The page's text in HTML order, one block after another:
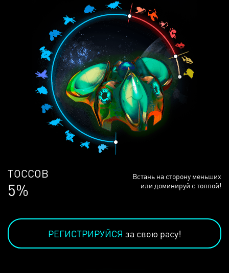
ЛЮДЕЙ
68%
Встань на сторону меньших
или доминируй с толпой!
РЕГИСТРИРУЙСЯ за свою расу!